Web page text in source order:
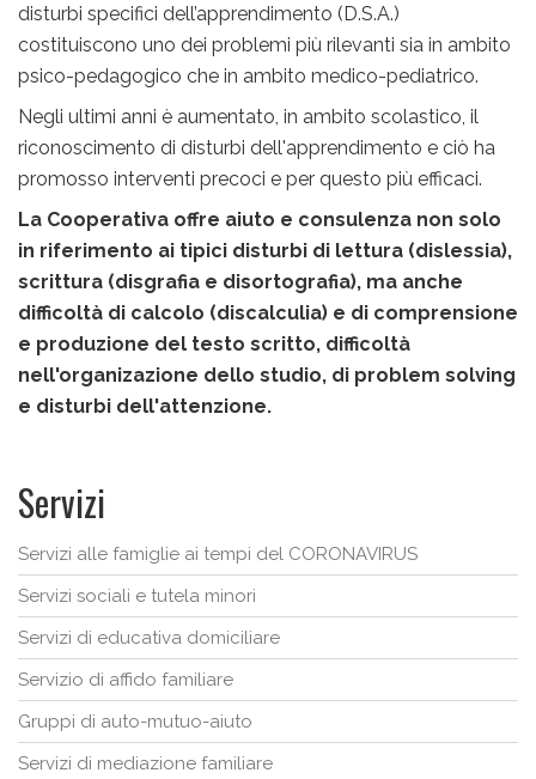
disturbi specifici dell’apprendimento (D.S.A.)
costituiscono uno dei problemi più rilevanti sia in ambito
psico-pedagogico che in ambito medico-pediatrico.
Negli ultimi anni è aumentato, in ambito scolastico, il
riconoscimento di disturbi dell'apprendimento e ciò ha
promosso interventi precoci e per questo più efficaci.
La Cooperativa offre aiuto e consulenza non solo
in riferimento ai tipici disturbi di lettura (dislessia),
scrittura (disgrafia e disortografia), ma anche
difficoltà di calcolo (discalculia) e di comprensione
e produzione del testo scritto, difficoltà
nell'organizazione dello studio, di problem solving
e disturbi dell'attenzione.
Servizi
Servizi alle famiglie ai tempi del CORONAVIRUS
Servizi sociali e tutela minori
Servizi di educativa domiciliare
Servizio di affido familiare
Gruppi di auto-mutuo-aiuto
Servizi di mediazione familiare